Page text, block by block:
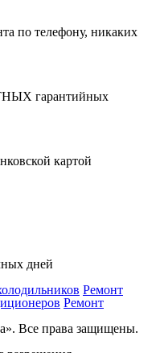
по телефону, никаких
гарантийных
картой
дней
Ремонт
Ремонт
Все права защищены.